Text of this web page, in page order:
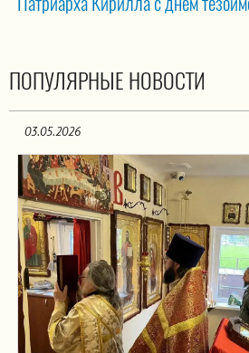
ПОПУЛЯРНЫЕ НОВОСТИ
03.05.2026